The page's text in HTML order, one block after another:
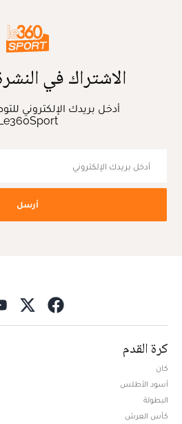
الاشتراك في
أدخل بريدك الإلكتروني
أرسل
كرة القدم
كان
أسود الأطلس
البطولة
كأس العرش